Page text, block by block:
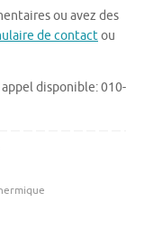
ou avez des
de contactou
appel disponible: 010-